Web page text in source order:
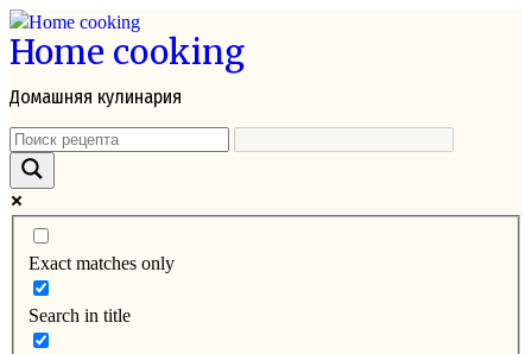
Перейти
к
Home cooking
Домашняя кулинария
Exact matches only
Search in title